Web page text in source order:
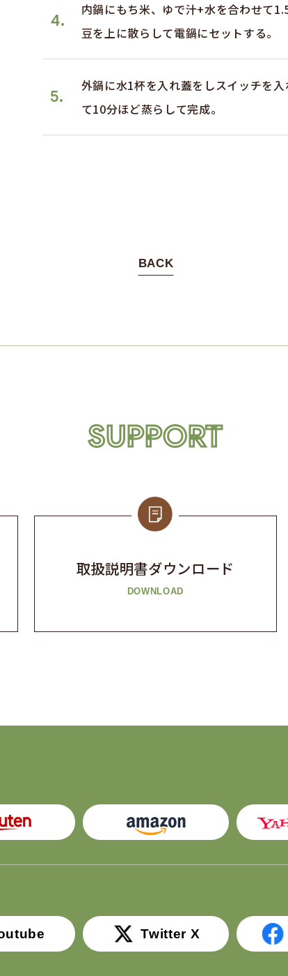
4.
内鍋にもち米、ゆで汁+水を合わせて
豆を上に散らして電鍋にセットする。
5.
外鍋に水1杯を入れ蓋をしスイッチを
て10分ほど蒸らして完成。
BACK
SUPPORT
取扱説明書ダウンロード
DOWNLOAD
Twitter X